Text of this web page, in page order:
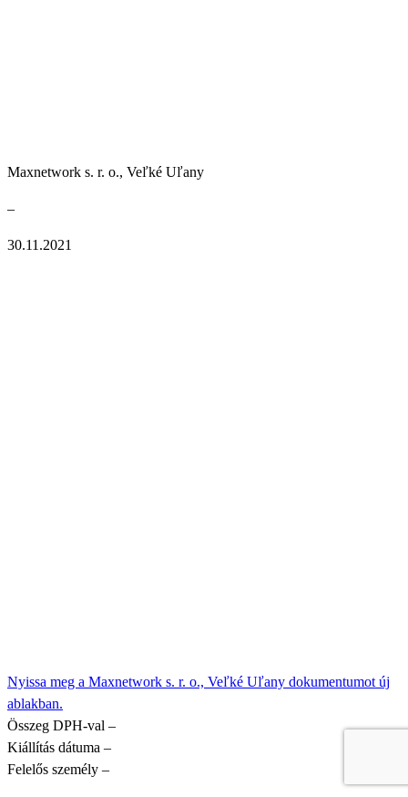
Maxnetwork s. r. o., Veľké Uľany
–
30.11.2021
Nyissa meg a Maxnetwork s. r. o., Veľké Uľany dokumentumot új
ablakban.
Összeg DPH-val –
Kiállítás dátuma –
Felelős személy –